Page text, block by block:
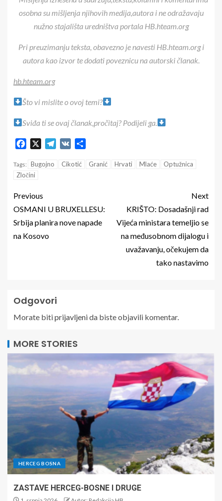
osobna su mišljenja njihovih medija,autora i ne odražavaju
nužno stajališta uredništva portala HB.hteam.org
Pri preuzimanju teksta, obavezno je navesti HB.hteam.org i
autora kao izvor te dodati poveznicu na autorski članak.
hb.hteam.org
Što vi mislite o ovoj temi?
Sviđa ti se ovaj članak,pročitaj? Podijeli ga.
Facebook Telegram
VK
Tags: Bugojno Cikotić Granić Hrvati Mlaće
Optužnica
Zločini
Previous
OSMANI U BRUXELLESU:
Srbija planira nove napade
na Kosovo
Next
KRIŠTO: Dosadašnji rad
Vijeća ministara temeljio se
na međusobnom dijalogu i
uvažavanju, očekujem da
tako nastavimo
Odgovori
Morate bitiprijavljenida biste objavili komentar.
MORE STORIES
HERCEG BOSNA
ZASTAVE HERCEG-BOSNE I DRUGE